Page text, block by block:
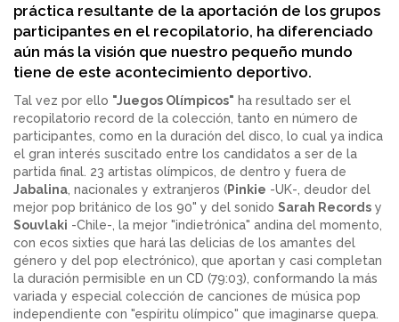
práctica resultante de la aportación de los grupos
participantes en el recopilatorio, ha diferenciado
aún más la visión que nuestro pequeño mundo
tiene de este acontecimiento deportivo.
Tal vez por ello "Juegos Olímpicos" ha resultado ser el
recopilatorio record de la colección, tanto en número de
participantes, como en la duración del disco, lo cual ya indica
el gran interés suscitado entre los candidatos a ser de la
partida final. 23 artistas olímpicos, de dentro y fuera de
Jabalina , nacionales y extranjeros (Pinkie -UK-, deudor del
mejor pop británico de los 90" y del sonido Sarah Records y
Souvlaki -Chile-, la mejor "indietrónica" andina del momento,
con ecos sixties que hará las delicias de los amantes del
género y del pop electrónico), que aportan y casi completan
la duración permisible en un CD (79:03), conformando la más
variada y especial colección de canciones de música pop
independiente con "espíritu olímpico" que imaginarse quepa.